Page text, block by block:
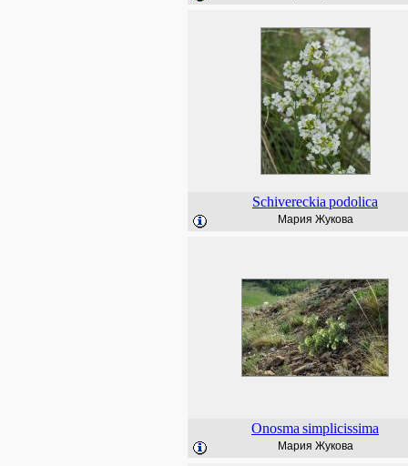
Schivereckia podolica
Мария Жукова
Onosma simplicissima
Мария Жукова